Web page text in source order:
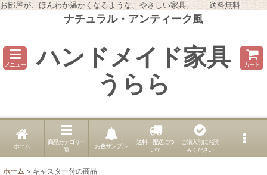
お部屋が、ほんわか温かくなるような、やさしい家具。 送料無料
ナチュラル・アンティーク風
メニュー ハンドメイド家具
うらら
カート
ホーム
商品カテゴリ一
覧
お色サンプル
送料・配送につ
いて
ご購入前にお読
みください
ホーム > キャスター付の商品